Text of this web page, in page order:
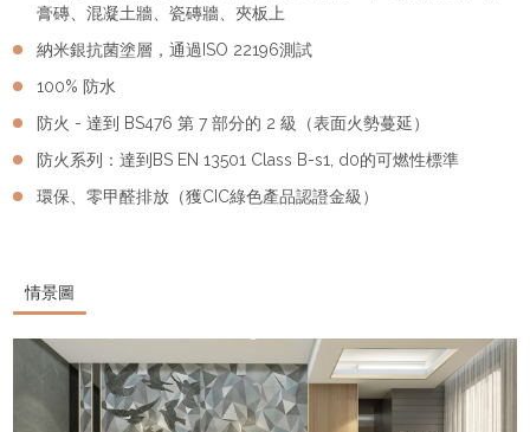
膏磚、混凝土牆、瓷磚牆、夾板上
納米銀抗菌塗層，通過ISO 22196測試
100% 防水
防火 - 達到 BS476 第 7 部分的 2 級（表面火勢蔓延）
防火系列：達到BS EN 13501 Class B-s1, d0的可燃性標準
環保、零甲醛排放（獲CIC綠色產品認證金級）
情景圖